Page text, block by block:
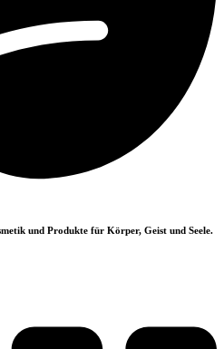
und Produkte für Körper, Geist und Seele.